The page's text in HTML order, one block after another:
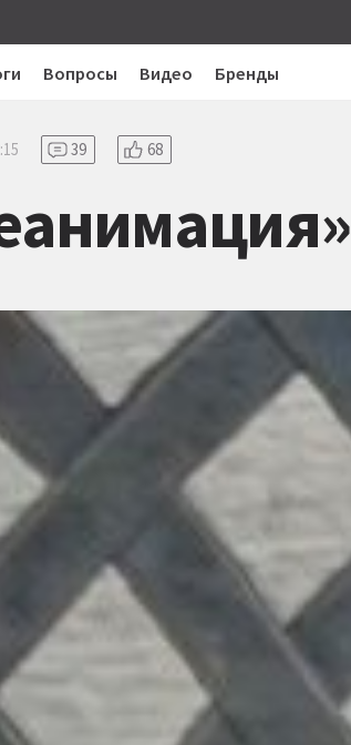
Вопросы Видео Бренды
39 68